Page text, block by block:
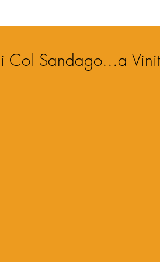
Col Sandago...a